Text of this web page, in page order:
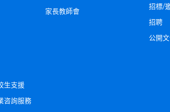
生支援
咨詢服務
家長教師會
招標/
招聘
公開